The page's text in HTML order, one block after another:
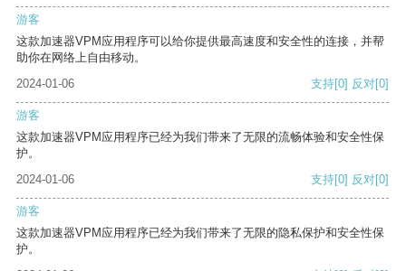
游客
这款加速器VPM应用程序可以给你提供最高速度和安全性的连接，并帮
助你在网络上自由移动。
2024-01-06
支持[0] 反对[0]
游客
这款加速器VPM应用程序已经为我们带来了无限的流畅体验和安全性保
护。
2024-01-06
支持[0] 反对[0]
游客
这款加速器VPM应用程序已经为我们带来了无限的隐私保护和安全性保
护。